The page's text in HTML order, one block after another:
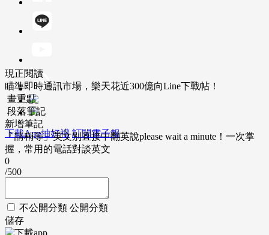
下載App抽好禮 訂閱電子報
現正閱讀
瞄準即時通訊市場，樂天花近300億向Line下戰帖！
畫重點
段落筆記
新增筆記
「請稍等」英文別直接中翻英說please wait a minute！一次掌
握，常用的電話對談英文
0
/500
不公開分類 公開分類
儲存